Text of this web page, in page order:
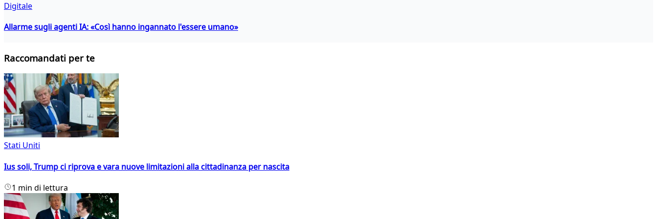
Digitale
Allarme sugli agenti IA: «Così hanno ingannato l'essere umano»
Raccomandati per te
Stati Uniti
Ius soli, Trump ci riprova e vara nuove limitazioni alla cittadinanza per nascita
1 min di lettura